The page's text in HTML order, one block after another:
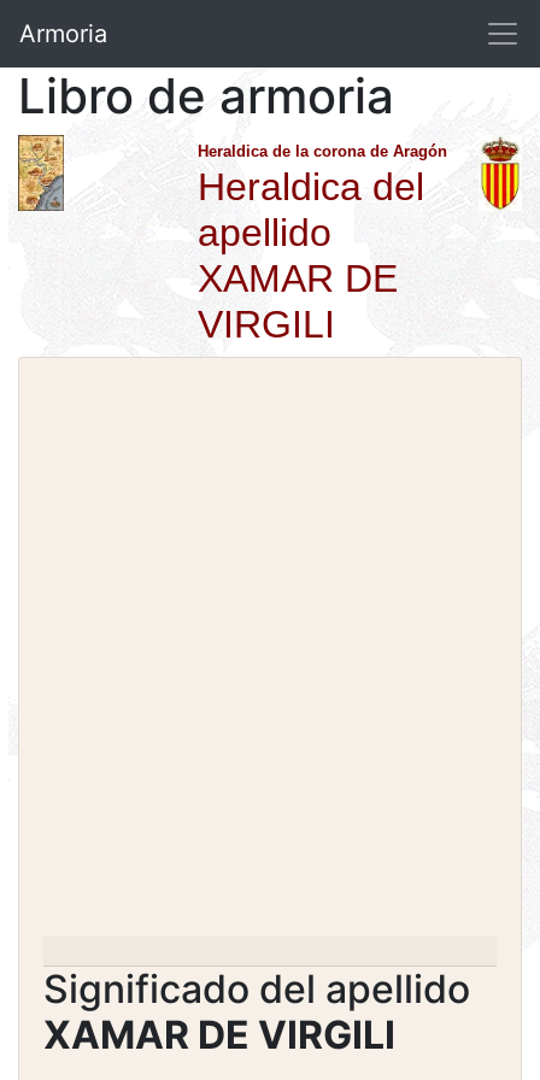
Armoria
Libro de armoria
Heraldica de la corona de Aragón
Heraldica del
apellido
XAMAR DE
VIRGILI
Significado del apellido
XAMAR DE VIRGILI